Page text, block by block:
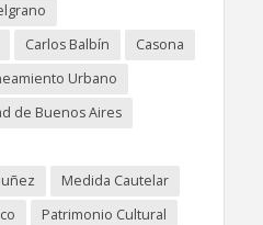
Carlos Balbín
Casona
Urbano
de Buenos Aires
Medida Cautelar
Patrimonio Cultural